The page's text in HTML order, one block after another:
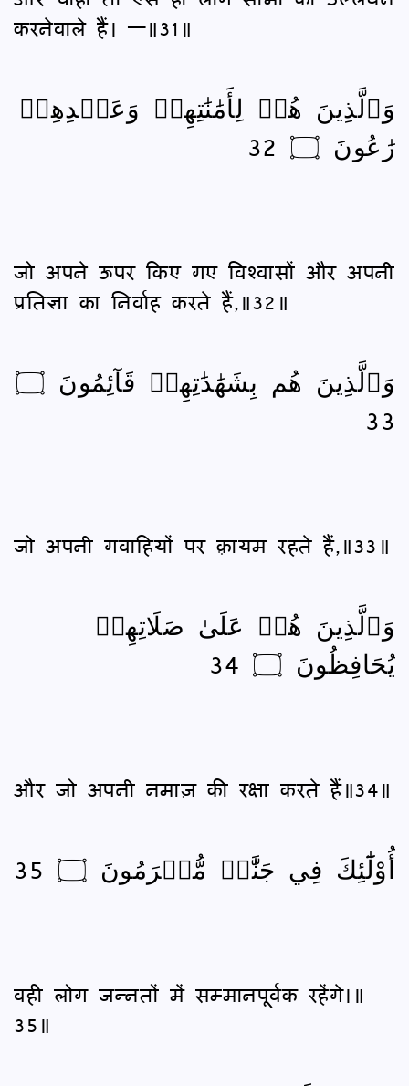
करनेवाले हैं। —॥31॥
وَٱلَّذِينَ هُمۡ لِأَمَٰنَٰتِهِمۡ وَعَهۡدِهِمۡ
رَٰعُونَ ۝ 32
जो अपने ऊपर किए गए विश्‍वासों और अपनी
प्रतिज्ञा का निर्वाह करते हैं,॥32॥
وَٱلَّذِينَ هُم بِشَهَٰدَٰتِهِمۡ قَآئِمُونَ ۝
33
जो अपनी गवाहियों पर क़़ायम रहते हैं,॥33॥
وَٱلَّذِينَ هُمۡ عَلَىٰ صَلَاتِهِمۡ
يُحَافِظُونَ ۝ 34
और जो अपनी नमाज़ की रक्षा करते हैं॥34॥
أُوْلَٰٓئِكَ فِي جَنَّٰتٖ مُّكۡرَمُونَ ۝ 35
वही लोग जन्‍नतों में सम्मानपूर्वक रहेंगे।॥
35॥